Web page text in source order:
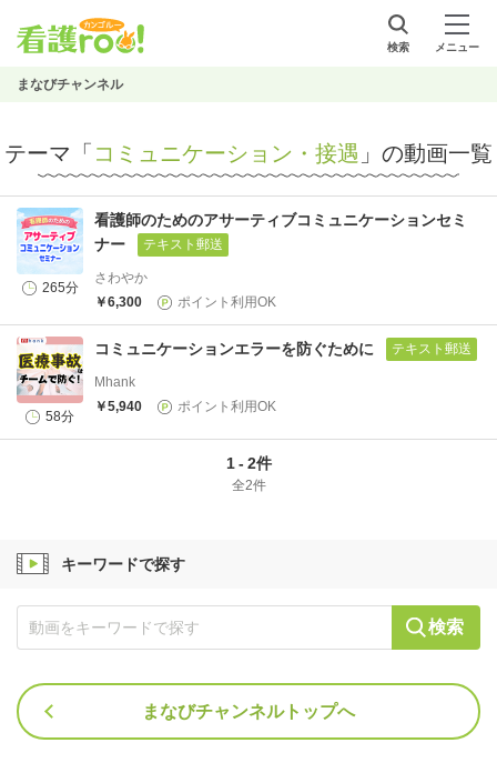
検索 メニュー
まなびチャンネル
テーマ「 コミュニケーション・接遇 」の動画一覧
265分
看護師のためのアサーティブコミュニケーションセミ
ナー
テキスト郵送
さわやか
￥6,300
ポイント利用OK
58分
コミュニケーションエラーを防ぐために テキスト郵送
Mhank
￥5,940
ポイント利用OK
1 - 2件
全2件
キーワードで探す
検索
まなびチャンネルトップへ